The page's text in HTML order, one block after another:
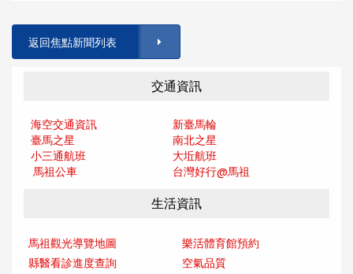
返回焦點新聞列表
交通資訊
海空交通資訊
新臺馬輪
臺馬之星
南北之星
小三通航班
大坵航班
馬祖公車
台灣好行@馬祖
生活資訊
馬祖觀光導覽地圖
樂活體育館預約
縣醫看診進度查詢
空氣品質